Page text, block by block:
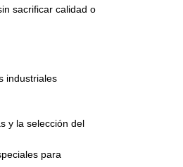
sacrificar calidad o
industriales
y la selección del
para